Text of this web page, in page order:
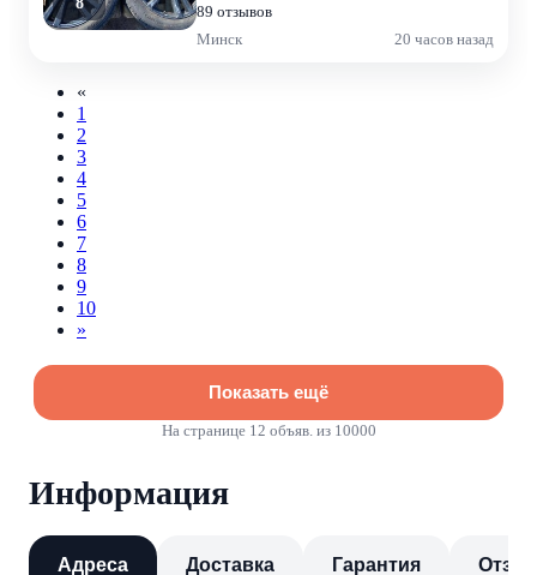
89 отзывов
Минск
20 часов назад
«
1
2
3
4
5
6
7
8
9
10
»
Показать ещё
На странице 12 объяв. из 10000
Информация
Адреса Доставка Гарантия